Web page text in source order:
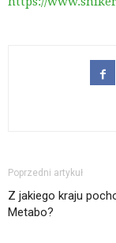
Poprzedni artykuł
Z jakiego kraju
Metabo?